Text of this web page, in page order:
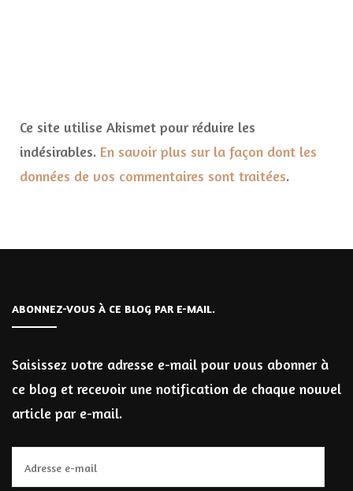
Ce site utilise Akismet pour réduire les
indésirables. En savoir plus sur la façon dont les
données de vos commentaires sont traitées.
ABONNEZ-VOUS À CE BLOG PAR E-MAIL.
Saisissez votre adresse e-mail pour vous abonner à
ce blog et recevoir une notification de chaque nouvel
article par e-mail.
e-